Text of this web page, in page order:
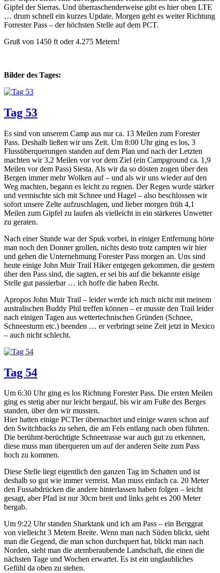
Gipfel der Sierras. Und überraschenderweise gibt es hier oben LTE
… drum schnell ein kurzes Update. Morgen geht es weiter Richtung
Forrester Pass – der höchsten Stelle auf dem PCT.
Gruß von 1450 ft oder 4.275 Metern!
Bilder des Tages:
Tag 53
Es sind von unserem Camp aus nur ca. 13 Meilen zum Forester
Pass. Deshalb ließen wir uns Zeit. Um 8:00 Uhr ging es los, 3
Flussüberquerungen standen auf dem Plan und nach der Letzten
machten wir 3,2 Meilen vor vor dem Ziel (ein Campground ca. 1,9
Meilen vor dem Pass) Siesta. Als wir da so dösten zogen über den
Bergen immer mehr Wolken auf – und als wir uns wieder auf den
Weg machten, begann es leicht zu regnen. Der Regen wurde stärker
und vermischte sich mit Schnee und Hagel – also beschlossen wir
sofort unsere Zelte aufzuschlagen, und lieber morgen früh 4,1
Meilen zum Gipfel zu laufen als vielleicht in ein stärkeres Unwetter
zu geraten.
Nach einer Stunde war der Spuk vorbei, in einiger Entfernung hörte
man noch den Donner grollen, nichts desto trotz campten wir hier
und gehen die Unternehmung Forester Pass morgen an. Uns sind
heute einige John Muir Trail Hiker entgegen gekommen, die gestern
über den Pass sind, die sagten, er sei bis auf die bekannte eisige
Stelle gut passierbar … ich hoffe die haben Recht.
Apropos John Muir Trail – leider werde ich mich nicht mit meinem
australischen Buddy Phil treffen können – er musste den Trail leider
nach einigen Tagen aus wettertechnischen Gründen (Schnee,
Schneesturm etc.) beenden … er verbringt seine Zeit jetzt in Mexico
– auch nicht schlecht.
Tag 54
Um 6:30 Uhr ging es los Richtung Forester Pass. Die ersten Meilen
ging es stetig aber nur leicht bergauf, bis wir am Fuße des Berges
standen, über den wir mussten.
Hier hatten einige PCTler übernachtet und einige waren schon auf
den Switchbacks zu sehen, die am Fels entlang nach oben führten.
Die berühmt-berüchtigte Schneetrasse war auch gut zu erkennen,
diese muss man überqueren um auf der anderen Seite zum Pass
hoch zu kommen.
Diese Stelle liegt eigentlich den ganzen Tag im Schatten und ist
deshalb so gut wie immer verreist. Man muss einfach ca. 20 Meter
den Fussabdrücken die andere hinterlassen haben folgen – leicht
gesagt, aber Pfad ist nur 30cm breit und links geht es 200 Meter
bergab.
Um 9:22 Uhr standen Sharktank und ich am Pass – ein Berggrat
von vielleicht 3 Metern Breite. Wenn man nach Süden blickt, sieht
man die Gegend, die man schon durchquert hat, blickt man nach
Norden, sieht man die atemberaubende Landschaft, die einen die
nächsten Tage und Wochen erwartet. Es ist ein unglaubliches
Gefühl da oben zu stehen.